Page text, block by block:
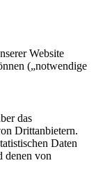
Website
(„notwendige
das
Drittanbietern.
Daten
denen von